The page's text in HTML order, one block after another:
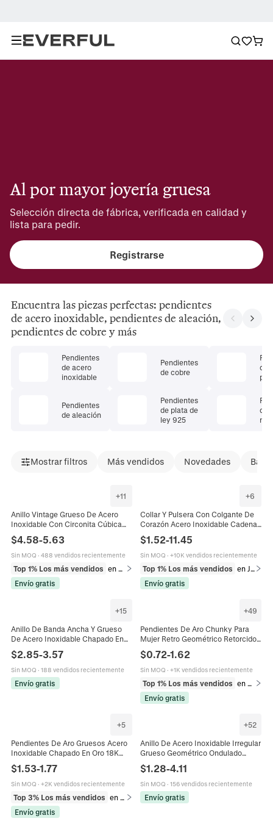
Al por mayor joyería gruesa
Selección directa de fábrica, verificada en calidad y
lista para pedir.
Registrarse
Encuentra las piezas perfectas: pendientes
de acero inoxidable, pendientes de aleación,
pendientes de cobre y más
Pendientes
de acero
inoxidable
Pendientes
de aleación
Pendientes
de cobre
Pendientes
de plata de
ley 925
de
de
Mostrar filtros Más vendidos Novedades
+11
Anillo Vintage Grueso De Acero
Inoxidable Con Circonita Cúbica
Colorida Banda De Cúpula
Geométrica Impermeable
Hipoalergénico Joyas
$4.58-5.63
Sin MOQ · 488 vendidos recientemente
Top 1% Los más vendidos
en Anillos
Envío gratis
+6
Collar Y Pulsera Con Colgante De
Corazón Acero Inoxidable Cadena
Gruesa Cierre De Barra Joyas
Minimalistas Para Mujeres
$1.52-11.45
Sin MOQ · +10K vendidos recientemente
Top 1% Los más vendidos
en Juegos de joyería
Envío gratis
+15
Anillo De Banda Ancha Y Grueso
De Acero Inoxidable Chapado En
Oro Con Doble Fila De Diamantes
De Imitación Joyería De Moda
$2.85-3.57
Sin MOQ · 188 vendidos recientemente
Envío gratis
+49
Pendientes De Aro Chunky Para
Mujer Retro Geométrico Retorcido
Multicapa Acero Inoxidable
Chapado En Oro Joyería
$0.72-1.62
Sin MOQ · +1K vendidos recientemente
Top 1% Los más vendidos
en Pendientes
Envío gratis
+5
Pendientes De Aro Gruesos Acero
Inoxidable Chapado En Oro 18K
Impermeable Hipoalergénico
Joyería De Moda Minimalista Para
Mujer
$1.53-1.77
Sin MOQ · +2K vendidos recientemente
Top 3% Los más vendidos
en Pendientes
Envío gratis
+52
Anillo De Acero Inoxidable Irregular
Grueso Geométrico Ondulado
Chapado En Oro Texturizado
Joyería Para Hombres Mujeres
Moda Estilo Retro
$1.28-4.11
Sin MOQ · 156 vendidos recientemente
Envío gratis